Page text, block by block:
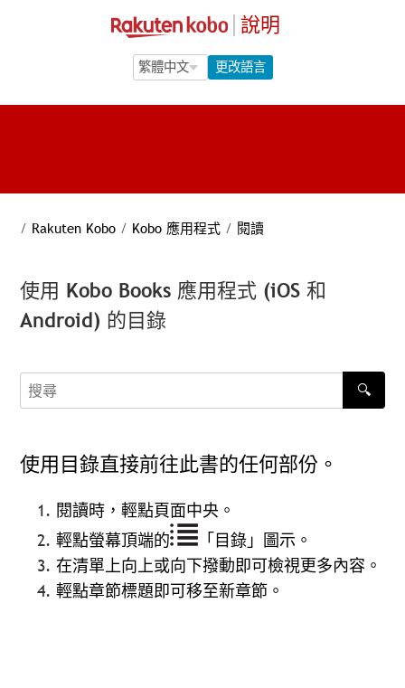
說明
Language Selection
Language Selection
更改語言
/ Rakuten Kobo / Kobo 應用程式 / 閱讀
使用 Kobo Books 應用程式 (iOS 和
Android) 的目錄
搜尋
🔍
使用目錄直接前往此書的任何部份。
閱讀時，輕點頁面中央。
輕點螢幕頂端的
「目錄」圖示。
在清單上向上或向下撥動即可檢視更多內容。
輕點章節標題即可移至新章節。